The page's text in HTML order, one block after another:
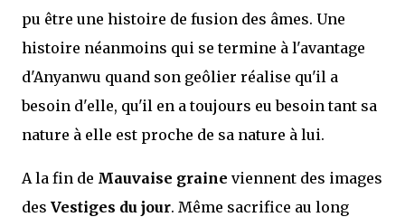
pu être une histoire de fusion des âmes. Une
histoire néanmoins qui se termine à l'avantage
d'Anyanwu quand son geôlier réalise qu'il a
besoin d'elle, qu'il en a toujours eu besoin tant sa
nature à elle est proche de sa nature à lui.
A la fin de Mauvaise graine viennent des images
des Vestiges du jour. Même sacrifice au long